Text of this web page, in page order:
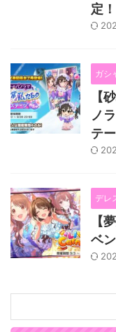
定！
ガシ
【
ノ
テ
デレ
【
ベ